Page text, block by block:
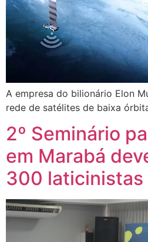
A empresa do bilionário Elon
rede de satélites de baixa
2º Seminário
em Marabá
300 laticinistas